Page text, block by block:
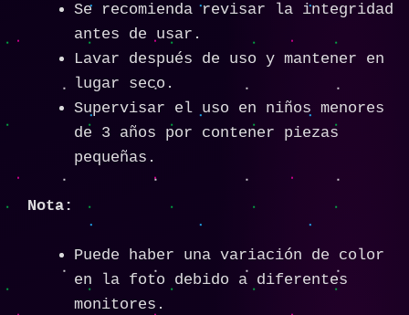
Se recomienda revisar la integridad
antes de usar.
Lavar después de uso y mantener en
lugar seco.
Supervisar el uso en niños menores
de 3 años por contener piezas
pequeñas.
Nota:
Puede haber una variación de color
en la foto debido a diferentes
monitores.